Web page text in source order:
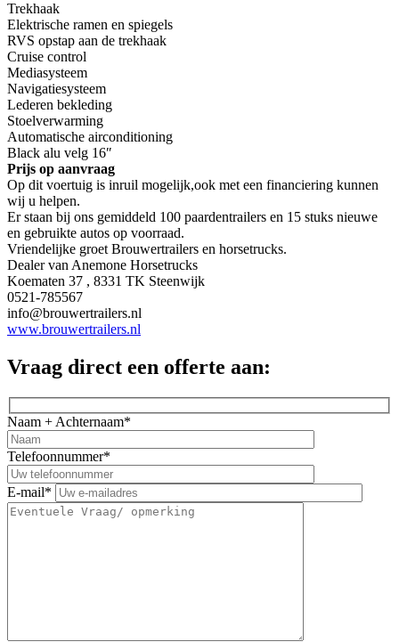
Trekhaak
Elektrische ramen en spiegels
RVS opstap aan de trekhaak
Cruise control
Mediasysteem
Navigatiesysteem
Lederen bekleding
Stoelverwarming
Automatische airconditioning
Black alu velg 16″
Prijs op aanvraag
Op dit voertuig is inruil mogelijk,ook met een financiering kunnen
wij u helpen.
Er staan bij ons gemiddeld 100 paardentrailers en 15 stuks nieuwe
en gebruikte autos op voorraad.
Vriendelijke groet Brouwertrailers en horsetrucks.
Dealer van Anemone Horsetrucks
Koematen 37 , 8331 TK Steenwijk
0521-785567
info@brouwertrailers.nl
www.brouwertrailers.nl
Vraag direct een offerte aan:
Naam + Achternaam*
Telefoonnummer*
E-mail*